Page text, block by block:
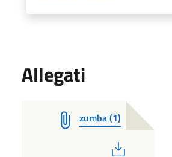
Allegati
zumba (1)